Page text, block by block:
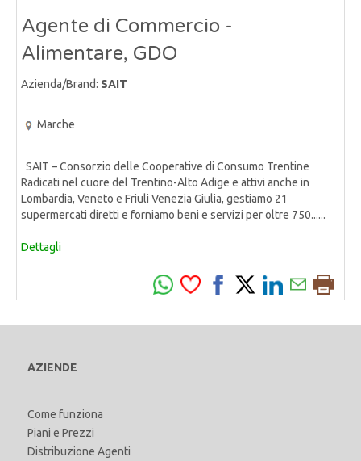
Agente di Commercio -
Alimentare, GDO
Azienda/Brand: SAIT
Marche
SAIT – Consorzio delle Cooperative di Consumo Trentine
Radicati nel cuore del Trentino-Alto Adige e attivi anche in
Lombardia, Veneto e Friuli Venezia Giulia, gestiamo 21
supermercati diretti e forniamo beni e servizi per oltre 750......
Dettagli
AZIENDE
Come funziona
Piani e Prezzi
Distribuzione Agenti